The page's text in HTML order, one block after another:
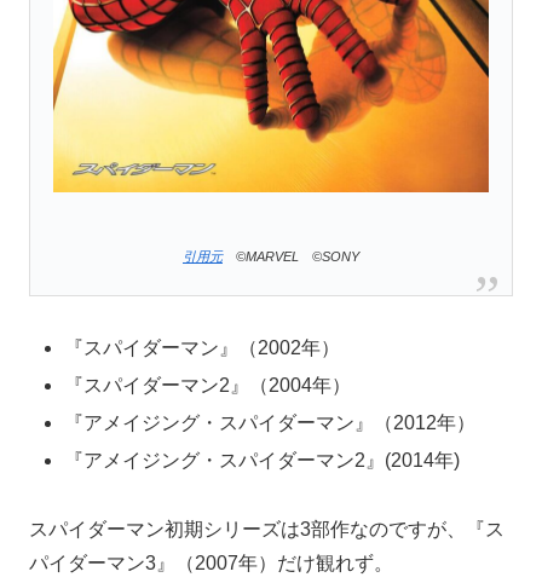
引用元©MARVEL ©SONY
『スパイダーマン』（2002年）
『スパイダーマン2』（2004年）
『アメイジング・スパイダーマン』（2012年）
『アメイジング・スパイダーマン2』(2014年)
スパイダーマン初期シリーズは3部作なのですが、『ス
パイダーマン3』（2007年）だけ観れず。